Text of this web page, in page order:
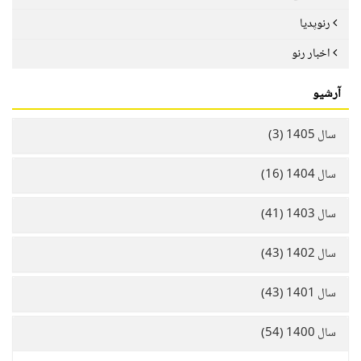
رنوپدیا
اخبار رنو
آرشیو
سال 1405 (3)
سال 1404 (16)
سال 1403 (41)
سال 1402 (43)
سال 1401 (43)
سال 1400 (54)